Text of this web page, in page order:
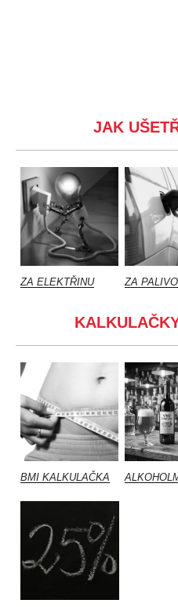
JAK
ZA ELEKTŘINU ZA PALIVO
BMI KALKULAČKA